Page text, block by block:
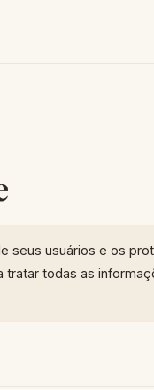
seus usuários e os
todas as